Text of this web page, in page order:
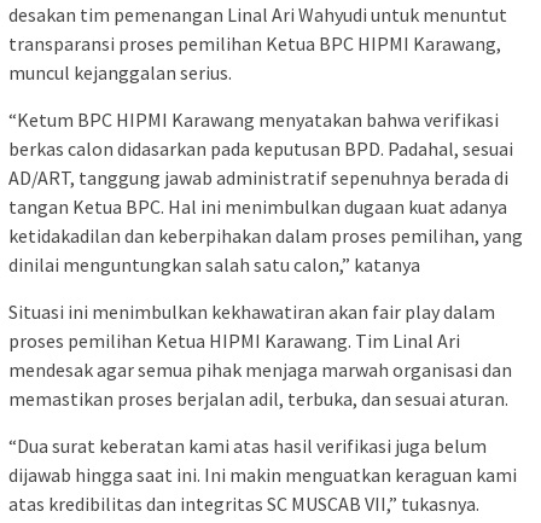
desakan tim pemenangan Linal Ari Wahyudi untuk menuntut
transparansi proses pemilihan Ketua BPC HIPMI Karawang,
muncul kejanggalan serius.
“Ketum BPC HIPMI Karawang menyatakan bahwa verifikasi
berkas calon didasarkan pada keputusan BPD. Padahal, sesuai
AD/ART, tanggung jawab administratif sepenuhnya berada di
tangan Ketua BPC. Hal ini menimbulkan dugaan kuat adanya
ketidakadilan dan keberpihakan dalam proses pemilihan, yang
dinilai menguntungkan salah satu calon,” katanya
Situasi ini menimbulkan kekhawatiran akan fair play dalam
proses pemilihan Ketua HIPMI Karawang. Tim Linal Ari
mendesak agar semua pihak menjaga marwah organisasi dan
memastikan proses berjalan adil, terbuka, dan sesuai aturan.
“Dua surat keberatan kami atas hasil verifikasi juga belum
dijawab hingga saat ini. Ini makin menguatkan keraguan kami
atas kredibilitas dan integritas SC MUSCAB VII,” tukasnya.